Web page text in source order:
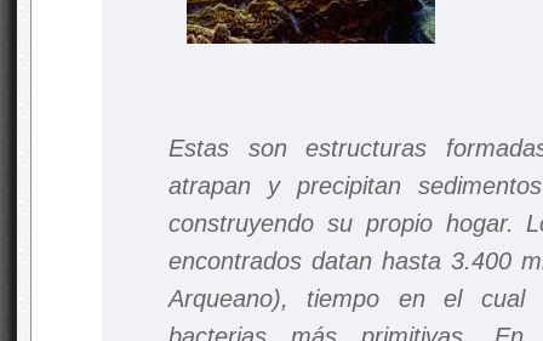
Estas son estructuras
atrapan y precipitan
construyendo su propio hogar.
encontrados datan hasta 3.400
Arqueano), tiempo en el cual